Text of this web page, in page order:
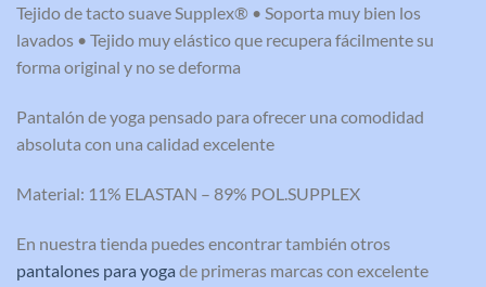
Tejido de tacto suave Supplex® • Soporta muy bien los
lavados • Tejido muy elástico que recupera fácilmente su
forma original y no se deforma
Pantalón de yoga pensado para ofrecer una comodidad
absoluta con una calidad excelente
Material: 11% ELASTAN – 89% POL.SUPPLEX
En nuestra tienda puedes encontrar también otros
pantalones para yoga de primeras marcas con excelente